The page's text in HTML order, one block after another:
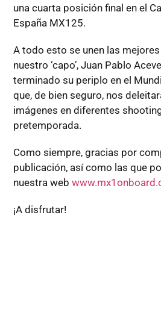
una cuarta posición final en el
España MX125.
A todo esto se unen las
nuestro ‘capo’, Juan Pablo
terminado su periplo en el
que, de bien seguro, nos
imágenes en diferentes
pretemporada.
Como siempre, gracias por
publicación, así como las que
nuestra web
¡A disfrutar!